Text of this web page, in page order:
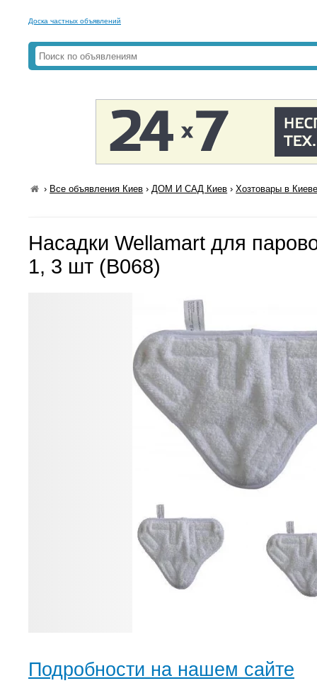
Доска частных объявлений
› Все объявления Киев ›ДОМ И САД Киев ›Хозтовары в
Насадки Wellamart для
1, 3 шт (B068)
Подробности на нашем сайте